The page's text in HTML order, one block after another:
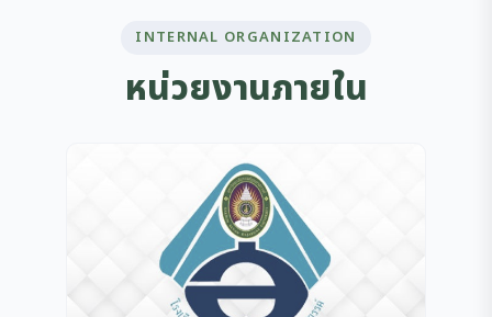
INTERNAL ORGANIZATION
หน่วยงานภายใน